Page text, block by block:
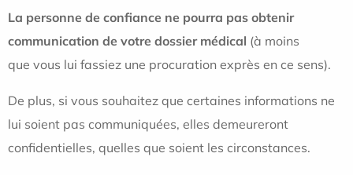
La personne de confiance ne pourra pas obtenir
communication de votre dossier médical (à moins
que vous lui fassiez une procuration exprès en ce sens).
De plus, si vous souhaitez que certaines informations ne
lui soient pas communiquées, elles demeureront
confidentielles, quelles que soient les circonstances.